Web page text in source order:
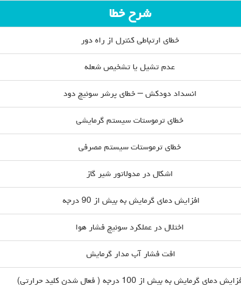
شرح خطا
خطای ارتباطی کنترل از راه دور
عدم تشیل یا تشخیص شعله
انسداد دودکش – خطای پرشر سوئیچ دود
خطای ترموستات سیستم گرمایشی
خطای ترموستات سیستم مصرفی
اشکال در مدولاتور شیر گاز
افزایش دمای گرمایش به بیش از 90 درجه
اختلال در عملکرد سوئیچ فشار هوا
افت فشار آب مدار گرمایش
دمای گرمایش به بیش از 100 درجه ( فعال شدن کلید حرارتی)